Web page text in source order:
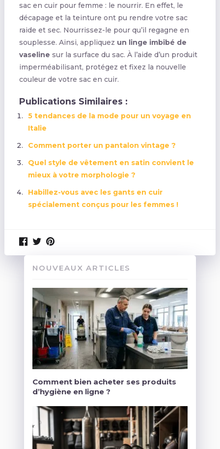
sac en cuir pour femme : le nourrir. En effet, le
décapage et la teinture ont pu rendre votre sac
raide et sec. Nourrissez-le pour qu’il regagne en
souplesse. Ainsi, appliquez un linge imbibé de
vaseline sur la surface du sac. À l’aide d’un produit
imperméabilisant, protégez et fixez la nouvelle
couleur de votre sac en cuir.
Publications Similaires :
5 tendances de la mode pour un voyage en
Italie
Comment porter un pantalon vintage ?
Quel style de vêtement en satin convient le
mieux à votre morphologie ?
Habillez-vous avec les gants en cuir
spécialement conçus pour les femmes !
NOUVEAUX ARTICLES
Comment bien acheter ses produits
d’hygiène en ligne ?